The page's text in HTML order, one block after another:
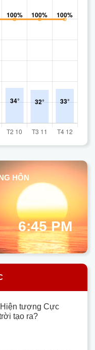
HÔN
6:45 PM
tượng Cực
tạo ra?